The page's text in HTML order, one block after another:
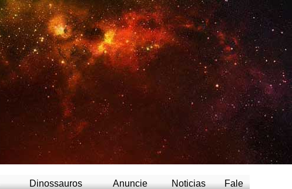
Dinossauros Anuncie Noticias Fale